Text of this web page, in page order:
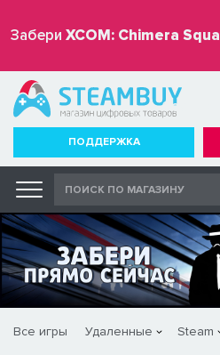
Забери XCOM: Chimera
ПОДДЕРЖКА
Все игры Удаленные Steam